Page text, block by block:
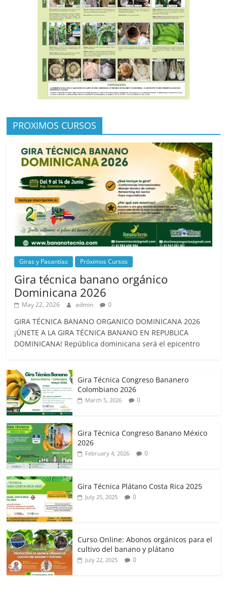
PROXIMOS CURSOS
Giras y Pasantías Próximos Cursos
Gira técnica banano orgánico
Dominicana 2026
May 22, 2026 admin 0
GIRA TÉCNICA BANANO ORGANICO DOMINICANA 2026
¡ÚNETE A LA GIRA TÉCNICA BANANO EN REPUBLICA
DOMINICANA! República dominicana será el epicentro
Gira Técnica Congreso Bananero
Colombiano 2026
March 5, 2026 0
Gira Técnica Congreso Banano México
2026
February 4, 2026 0
Gira Técnica Plátano Costa Rica 2025
July 25, 2025 0
Curso Online: Abonos orgánicos para el
cultivo del banano y plátano
July 22, 2025 0